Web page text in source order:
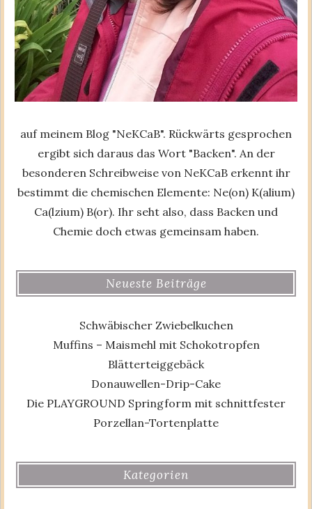
auf meinem Blog "NeKCaB". Rückwärts gesprochen
ergibt sich daraus das Wort "Backen". An der
besonderen Schreibweise von NeKCaB erkennt ihr
bestimmt die chemischen Elemente: Ne(on) K(alium)
Ca(lzium) B(or). Ihr seht also, dass Backen und
Chemie doch etwas gemeinsam haben.
Neueste Beiträge
Schwäbischer Zwiebelkuchen
Muffins – Maismehl mit Schokotropfen
Blätterteiggebäck
Donauwellen-Drip-Cake
Die PLAYGROUND Springform mit schnittfester
Porzellan-Tortenplatte
Kategorien